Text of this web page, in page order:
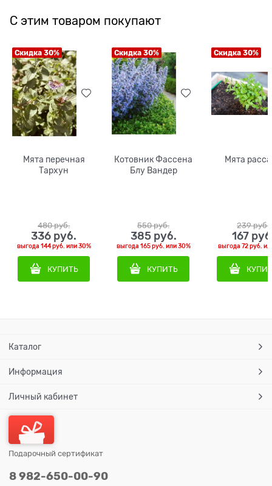
С этим товаром покупают
Скидка 30%
Мята перечная
Тархун
480 руб.
336 руб.
выгода 144 руб. или30%
КУПИТЬ
Скидка 30%
Котовник Фассена
Блу Вандер
550 руб.
385 руб.
выгода 165 руб. или30%
КУПИТЬ
Скидка 30%
Мята
239 руб.
167
выгода 72 руб.
Каталог
Информация
Личный кабинет
Подарочный сертификат
8 982-650-00-90